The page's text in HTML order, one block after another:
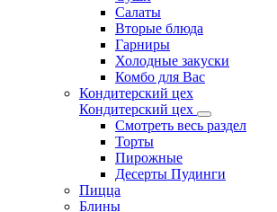
Салаты
Вторые блюда
Гарниры
Холодные закуски
Комбо для Вас
Кондитерский цех
Кондитерский цех
Смотреть весь раздел
Торты
Пирожные
Десерты Пудинги
Пицца
Блины